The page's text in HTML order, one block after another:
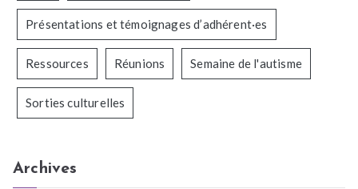
Présentations et témoignages d’adhérent·es
Ressources Réunions Semaine de l'autisme
Sorties culturelles
Archives